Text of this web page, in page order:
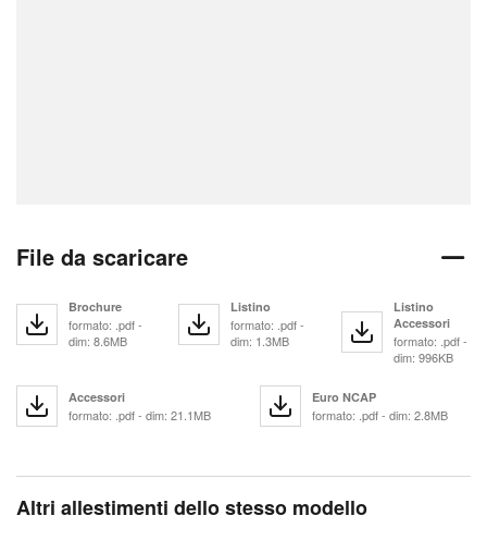
File da scaricare
Brochure
formato: .pdf -
dim: 8.6MB
Listino
formato: .pdf -
dim: 1.3MB
Listino
Accessori
formato: .pdf -
dim: 996KB
Accessori
formato: .pdf - dim: 21.1MB
Euro NCAP
formato: .pdf - dim: 2.8MB
Altri allestimenti dello stesso modello